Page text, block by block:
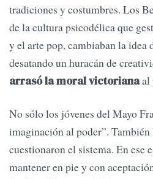
tradiciones y costumbres. Los
de la cultura psicodélica que
y el arte pop, cambiaban la idea
desatando un huracán de
arrasó la moral victorianaal
No sólo los jóvenes del Mayo
imaginación al poder”.
cuestionaron el sistema. En ese
mantener en pie y con